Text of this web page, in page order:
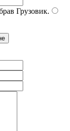
Грузовик.